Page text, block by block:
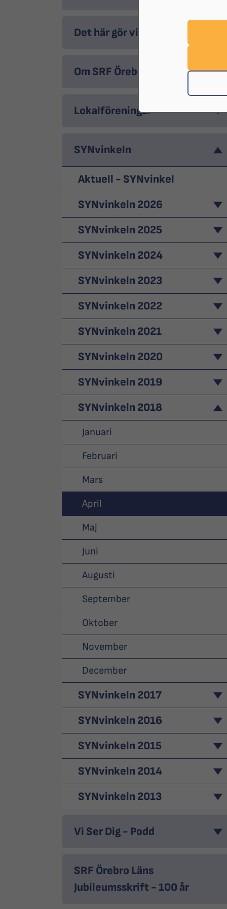
Det här gör vi
Om SRF Örebro
Lokalföreningar
SYNvinkeln
Aktuell - SYNvinkel
SYNvinkeln 2026
SYNvinkeln 2025
SYNvinkeln 2024
SYNvinkeln 2023
SYNvinkeln 2022
SYNvinkeln 2021
SYNvinkeln 2020
SYNvinkeln 2019
SYNvinkeln 2018
Januari
Februari
Mars
April
Maj
Juni
Augusti
September
Oktober
November
December
SYNvinkeln 2017
SYNvinkeln 2016
SYNvinkeln 2015
SYNvinkeln 2014
SYNvinkeln 2013
Vi Ser Dig - Podd
SRF Örebro Läns
Jubileumsskrift - 100 år